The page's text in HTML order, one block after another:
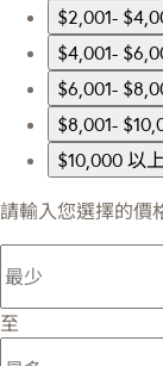
$2,001-
$4,001-
$6,001-
$8,001-
$10,000 以
請輸入您選擇的價
至